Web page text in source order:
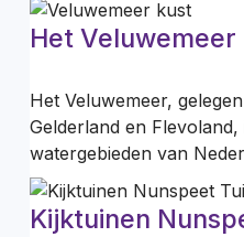
Het Veluwemeer
Het Veluwemeer,
Gelderland en
watergebieden van
Kijktuinen